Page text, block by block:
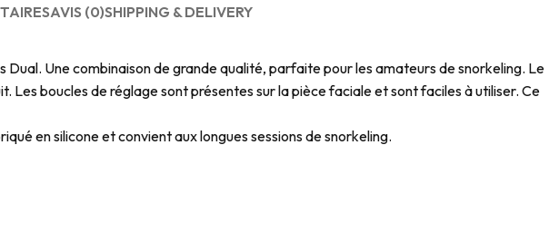
AVIS (0)SHIPPING & DELIVERY
Une combinaison de grande qualité, parfaite pour les amateurs de snorkeling. Le
Les boucles de réglage sont présentes sur la pièce faciale et sont faciles à utiliser. Ce
en silicone et convient aux longues sessions de snorkeling.